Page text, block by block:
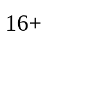
16+